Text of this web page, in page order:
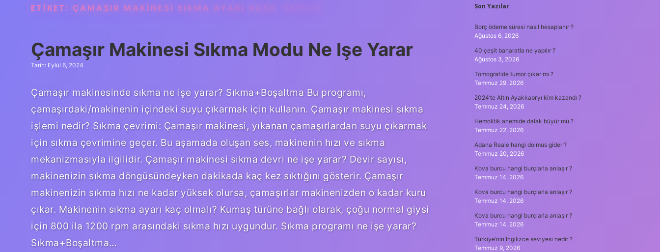
ETIKET: ÇAMAŞIR MAKINESI SIKMA AYARI NASIL YAPILIR
Çamaşır Makinesi Sıkma Modu Ne Işe Yarar
Tarih: Eylül 6, 2024
Çamaşır makinesinde sıkma ne işe yarar? Sıkma+Boşaltma Bu programı,
çamaşırdaki/makinenin içindeki suyu çıkarmak için kullanın. Çamaşır makinesi sıkma
işlemi nedir? Sıkma çevrimi: Çamaşır makinesi, yıkanan çamaşırlardan suyu çıkarmak
için sıkma çevrimine geçer. Bu aşamada oluşan ses, makinenin hızı ve sıkma
mekanizmasıyla ilgilidir. Çamaşır makinesi sıkma devri ne işe yarar? Devir sayısı,
makinenizin sıkma döngüsündeyken dakikada kaç kez sıktığını gösterir. Çamaşır
makinenizin sıkma hızı ne kadar yüksek olursa, çamaşırlar makinenizden o kadar kuru
çıkar. Makinenin sıkma ayarı kaç olmalı? Kumaş türüne bağlı olarak, çoğu normal giysi
için 800 ila 1200 rpm arasındaki sıkma hızı uygundur. Sıkma programı ne işe yarar?
Sıkma+Boşaltma…
SIDEBAR
Son Yazılar
Borç ödeme süresi nasıl hesaplanır ?
Ağustos 6, 2026
40 çeşit baharatla ne yapılır ?
Ağustos 3, 2026
Tomografide tumor çıkar mı ?
Temmuz 29, 2026
2024’te Altın Ayakkabı’yı kim kazandı ?
Temmuz 24, 2026
Hemolitik anemide dalak büyür mü ?
Temmuz 22, 2026
Adana Reale hangi dolmus gider ?
Temmuz 20, 2026
Kova burcu hangi burçlarla anlaşır ?
Temmuz 14, 2026
Kova burcu hangi burçlarla anlaşır ?
Temmuz 14, 2026
Kova burcu hangi burçlarla anlaşır ?
Temmuz 14, 2026
Türkiye’nin İngilizce seviyesi nedir ?
Temmuz 9, 2026